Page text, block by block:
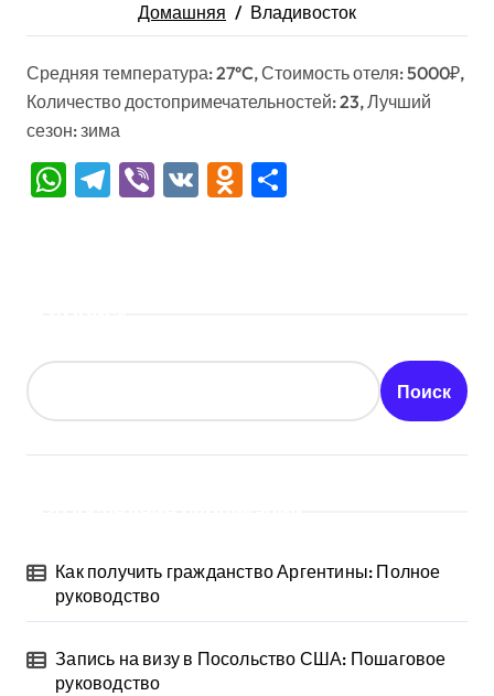
Домашняя Владивосток
Средняя температура: 27°C, Стоимость отеля: 5000₽,
Количество достопримечательностей: 23, Лучший
сезон: зима
WhatsApp
Telegram
Viber
VK Odnoklassniki
Поиск
Как получить гражданство Аргентины: Полное
руководство
Запись на визу в Посольство США: Пошаговое
руководство